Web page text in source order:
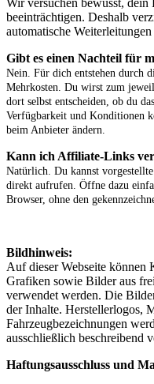
Wir versuchen bewusst,
beeinträchtigen. Deshalb
automatische
Gibt es einen Nachteil für
Nein. Für dich entstehen durch
Mehrkosten. Du wirst zum
dort selbst entscheiden, ob du
Verfügbarkeit und Konditionen
beim Anbieter ändern.
Kann ich Affiliate-Links
Natürlich. Du kannst
direkt aufrufen. Öffne dazu
Browser, ohne den
Bildhinweis:
Auf dieser Webseite können
Grafiken sowie Bilder aus
verwendet werden. Die
der Inhalte. Herstellerlogos,
Fahrzeugbezeichnungen
ausschließlich beschreibend
Haftungsausschluss und